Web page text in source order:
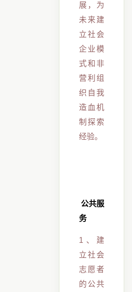
展，为
未来建
立社会
企业模
式和非
营利组
织自我
造血机
制探索
经验。
公共服
务
1、建
立社会
志愿者
的公共